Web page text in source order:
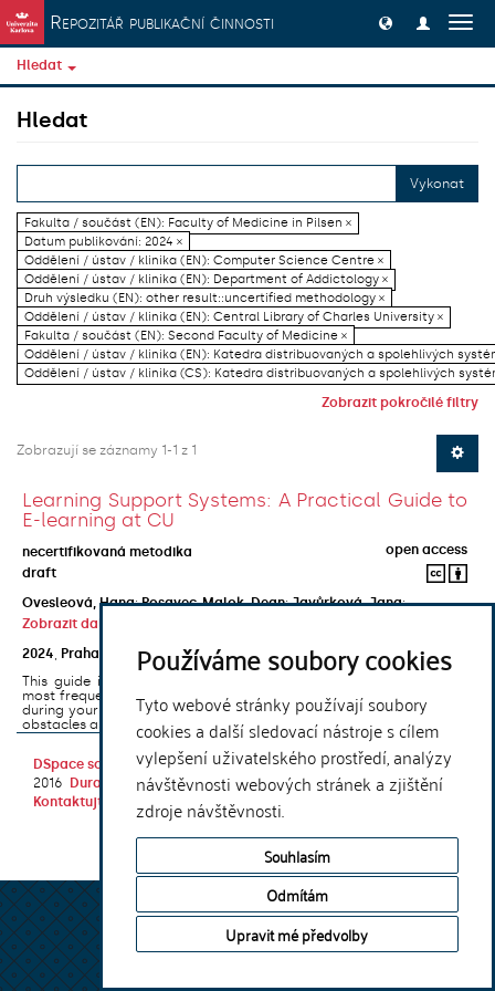
Používáme soubory cookies
Tyto webové stránky používají soubory
cookies a další sledovací nástroje s cílem
vylepšení uživatelského prostředí, analýzy
návštěvnosti webových stránek a zjištění
zdroje návštěvnosti.
Souhlasím
Odmítám
Upravit mé předvolby
Přeskočit na obsah
Repozitář publikační činnosti
Hledat
Hledat
Vykonat
Fakulta / součást (EN): Faculty of Medicine in Pilsen ×
Datum publikování: 2024 ×
Oddělení / ústav / klinika (EN): Computer Science Centre ×
Oddělení / ústav / klinika (EN): Department of Addictology ×
Druh výsledku (EN): other result::uncertified methodology ×
Oddělení / ústav / klinika (EN): Central Library of Charles University ×
Fakulta / součást (EN): Second Faculty of Medicine ×
Oddělení / ústav / klinika (EN): Katedra distribuovaných a spolehlivých
Oddělení / ústav / klinika (CS): Katedra distribuovaných a spolehlivých
Zobrazit pokročilé filtry
Zobrazují se záznamy 1-1 z 1
Learning Support Systems: A Practical Guide to
E-learning at CU
necertifikovaná metodika
open access
draft
Ovesleová, Hana;Posavec-Malok, Dean;Javůrková, Jana;
Zobrazit další autory
2024
Praha
Univerzita Karlova, Nakladatelství Karolinum
This guide introduces the e-learning support tools that are used
most frequently at Charles University and that you may encounter
during your studies. It will also help you to avoid the most common
obstacles associated ...
DSpace softwarecopyright © 2002-
2016
DuraSpace
Kontaktujte nás
Vyjádření názoru
Theme by